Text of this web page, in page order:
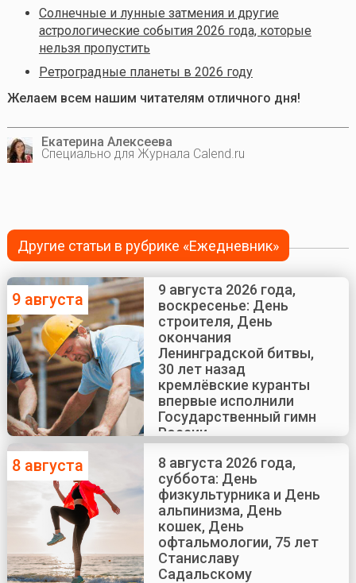
Солнечные и лунные затмения и другие
астрологические события 2026 года, которые
нельзя пропустить
Ретроградные планеты в 2026 году
Желаем всем нашим читателям отличного дня!
Екатерина Алексеева
Специально для Журнала Calend.ru
Другие статьи в рубрике «Ежедневник»
9 августа
9 августа 2026 года,
воскресенье: День
строителя, День
окончания
Ленинградской битвы,
30 лет назад
кремлёвские куранты
впервые исполнили
Государственный гимн
России
8 августа
8 августа 2026 года,
суббота: День
физкультурника и День
альпинизма, День
кошек, День
офтальмологии, 75 лет
Станиславу
Садальскому